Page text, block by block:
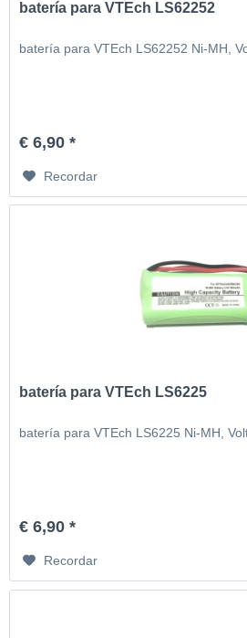
batería para VTEch LS62252
batería para VTEch LS62252 Ni-MH,
€ 6,90 *
Recordar
batería para VTEch LS6225
batería para VTEch LS6225 Ni-MH,
€ 6,90 *
Recordar